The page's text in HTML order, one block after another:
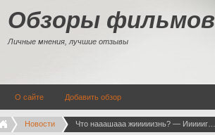
Обзоры фильмов
Личные мнения, лучшие отзывы
О сайте Добавить обзор
Новости